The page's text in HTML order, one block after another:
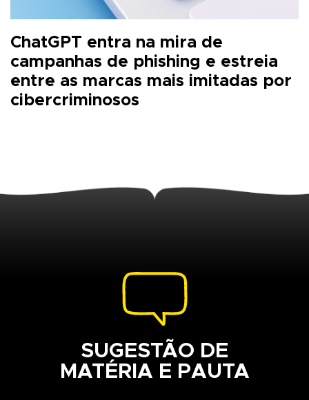
ChatGPT entra na mira de
campanhas de phishing e estreia
entre as marcas mais imitadas por
cibercriminosos
SUGESTÃO DE
MATÉRIA E PAUTA